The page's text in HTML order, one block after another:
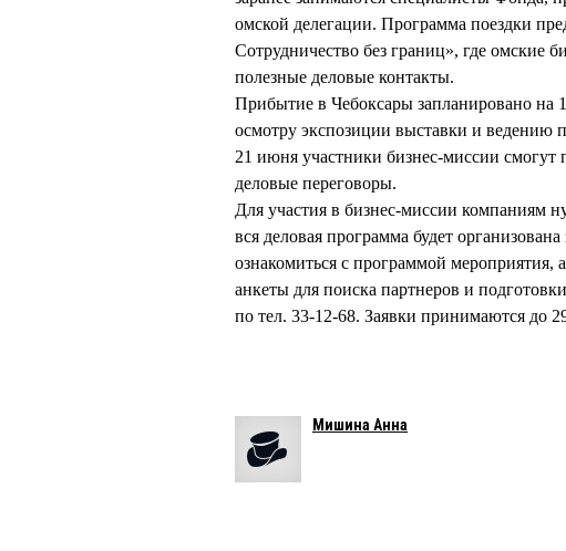
омской делегации. Программа поездки
Сотрудничество без границ», где омские
полезные деловые контакты.
Прибытие в Чебоксары запланировано на
осмотру экспозиции выставки и ведению
21 июня участники бизнес-миссии смогут
деловые переговоры.
Для участия в бизнес-миссии компаниям
вся деловая программа будет
ознакомиться с программой
анкеты для поиска партнеров и
по тел. 33-12-68. Заявки принимаются до
Мишина Анна